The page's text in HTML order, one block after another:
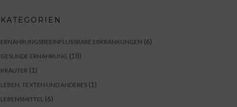
KATEGORIEN
ERNÄHRUNGSBEEINFLUSSBARE ERKRANKUNGEN (6)
GESUNDE ERNÄHRUNG (18)
KRÄUTER (1)
LEBEN, TEXTEN UND ANDERES (1)
LEBENSMITTEL (6)